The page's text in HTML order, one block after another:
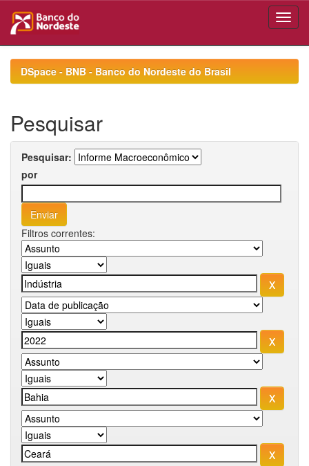
navigationDSpace - BNB - Banco do Nordeste do Brasil
Pesquisar
Pesquisar:
por
Filtros correntes: